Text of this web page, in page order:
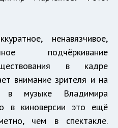
ненавязчивое,
подчёркивание
в кадре
внимание зрителя и на
музыке Владимира
в киноверсии это ещё
чем в спектакле.